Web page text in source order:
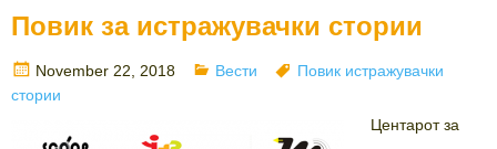
Повик за истражувачки стории
Posted
on
November 22, 2018 Categories
Вести Tags
Повик истражувачки
стории
Центарот за